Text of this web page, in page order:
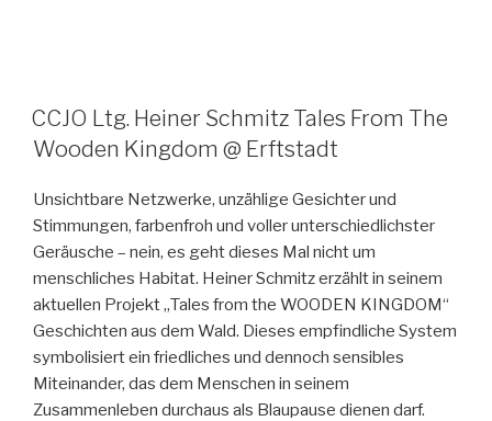
CCJO Ltg. Heiner Schmitz Tales From The
Wooden Kingdom @ Erftstadt
Unsichtbare Netzwerke, unzählige Gesichter und
Stimmungen, farbenfroh und voller unterschiedlichster
Geräusche – nein, es geht dieses Mal nicht um
menschliches Habitat. Heiner Schmitz erzählt in seinem
aktuellen Projekt „Tales from the WOODEN KINGDOM“
Geschichten aus dem Wald. Dieses empfindliche System
symbolisiert ein friedliches und dennoch sensibles
Miteinander, das dem Menschen in seinem
Zusammenleben durchaus als Blaupause dienen darf.